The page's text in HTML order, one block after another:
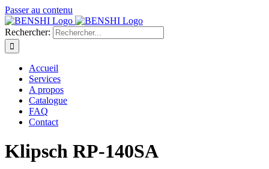
Passer au contenu
Rechercher:
Accueil
Services
A propos
Catalogue
FAQ
Contact
Klipsch RP-140SA